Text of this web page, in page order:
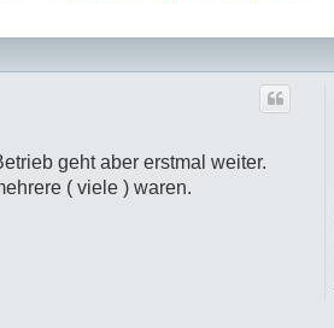
geht aber erstmal weiter.
( viele ) waren.